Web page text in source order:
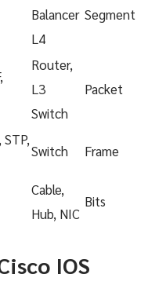
Balancer
L4
Segment
Router,
L3
Switch
Packet
Switch Frame
Cable,
Hub, NIC
Bits
IOS